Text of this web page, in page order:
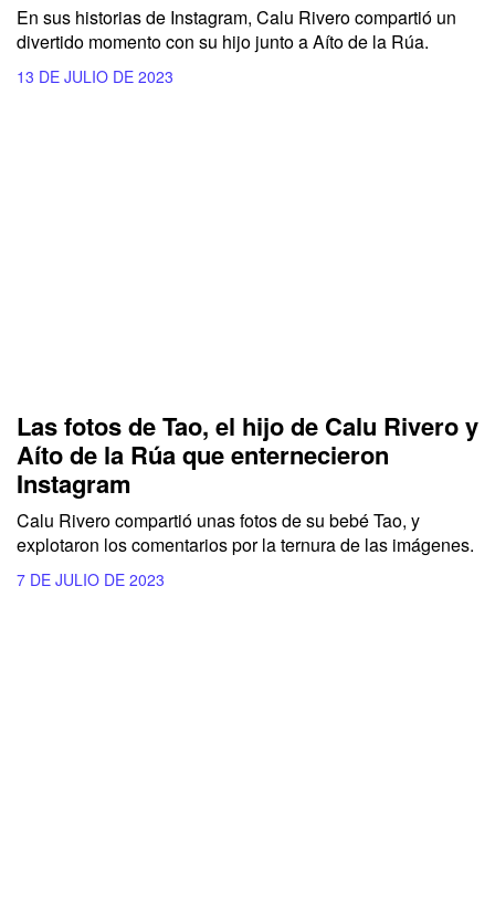
En sus historias de Instagram, Calu Rivero compartió un
divertido momento con su hijo junto aAíto de la Rúa.
13 DE JULIO DE 2023
Las fotos de Tao, el hijo de Calu Rivero y
Aíto de la Rúa que enternecieron
Instagram
Calu Rivero compartió unas fotos de su bebé Tao, y
explotaron los comentarios por la ternura de las imágenes.
7 DE JULIO DE 2023